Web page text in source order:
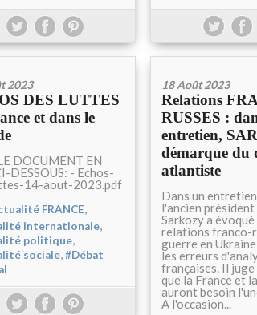
2023
DES LUTTES
et dans le
DOCUMENT EN
DESSOUS: - Echos-
14-aout-2023.pdf
FRANCE,
internationale,
politique,
sociale,#Débat
18 Août 2023
Relations
RUSSES :
entretien,
démarque du
atlantiste
Dans un
l'ancien
Sarkozy a évoqué
relations franco-
guerre en
les erreurs
françaises. Il
que la France et
auront besoin
A l'occasion...